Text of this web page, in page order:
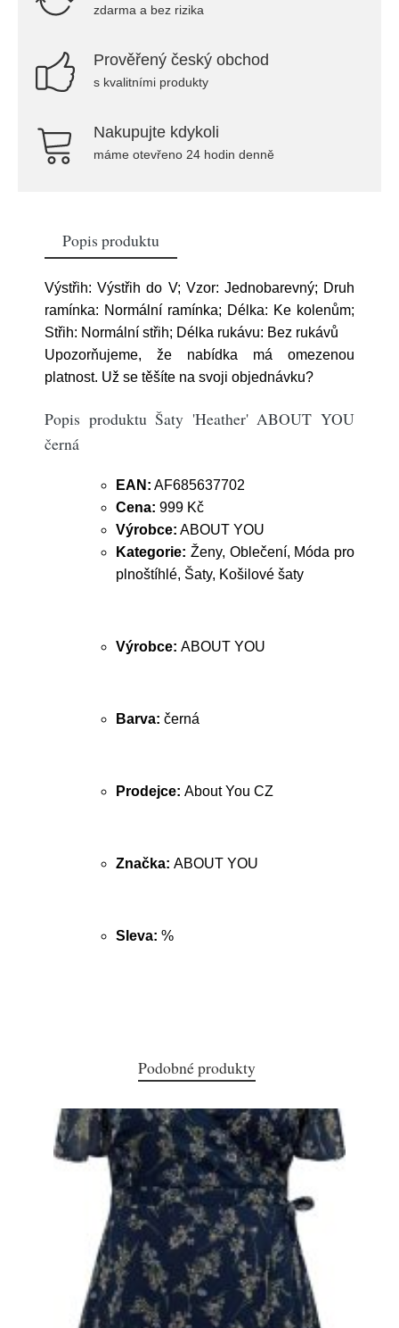
zdarma a bez rizika
Prověřený český obchod
s kvalitními produkty
Nakupujte kdykoli
máme otevřeno 24 hodin denně
Popis produktu
Výstřih: Výstřih do V; Vzor: Jednobarevný; Druh
ramínka: Normální ramínka; Délka: Ke kolenům;
Střih: Normální střih; Délka rukávu: Bez rukávů
Upozorňujeme, že nabídka má omezenou
platnost. Už se těšíte na svoji objednávku?
Popis produktu Šaty 'Heather' ABOUT YOU
černá
EAN: AF685637702
Cena: 999 Kč
Výrobce: ABOUT YOU
Kategorie: Ženy, Oblečení, Móda pro
plnoštíhlé, Šaty, Košilové šaty
Výrobce: ABOUT YOU
Barva: černá
Prodejce: About You CZ
Značka: ABOUT YOU
Sleva: %
Podobné produkty